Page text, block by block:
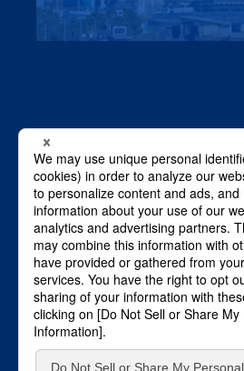
本社
〒103-0015 東京都中央区日本
Copyright © SHO-BOND MATERIAL